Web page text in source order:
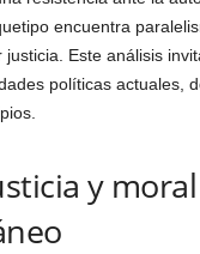
encuentra
Este análisis
políticas actuales,
y